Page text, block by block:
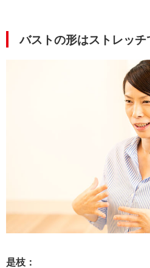
バストの形はストレッチ
是枝：